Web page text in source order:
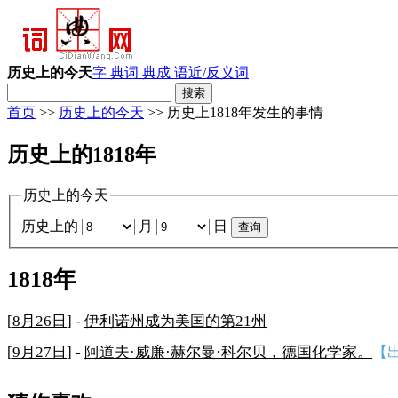
历史上的今天字 典词 典成 语近/反义词
首页 >> 历史上的今天 >> 历史上1818年发生的事情
历史上的1818年
历史上的今天
历史上的 月 日
1818年
[8月26日 ] - 伊利诺州成为美国的第21州
[9月27日 ] - 阿道夫·威廉·赫尔曼·科尔贝，德国化学家。 【